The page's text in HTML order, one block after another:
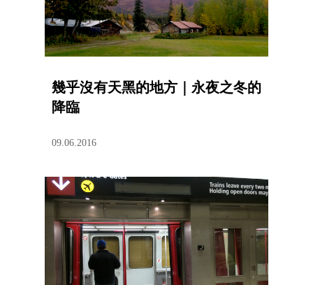
幾乎沒有天黑的地方｜永夜之冬的
降臨
09.06.2016